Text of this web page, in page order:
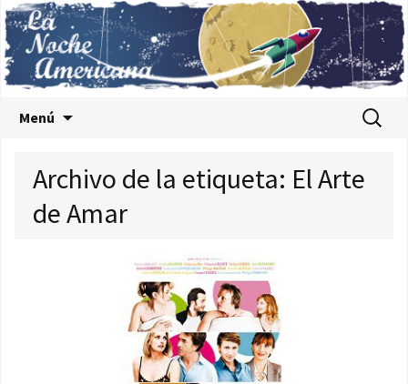
Menú Buscar:
Archivo de la etiqueta: El Arte
de Amar